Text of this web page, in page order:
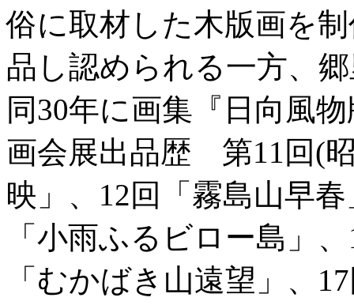
俗に取材した木版画を
品し認められる一方、
同30年に画集『日向風
画会展出品歴 第11回(
映」、12回「霧島山早
「小雨ふるビロー島」
「むかばき山遠望」、